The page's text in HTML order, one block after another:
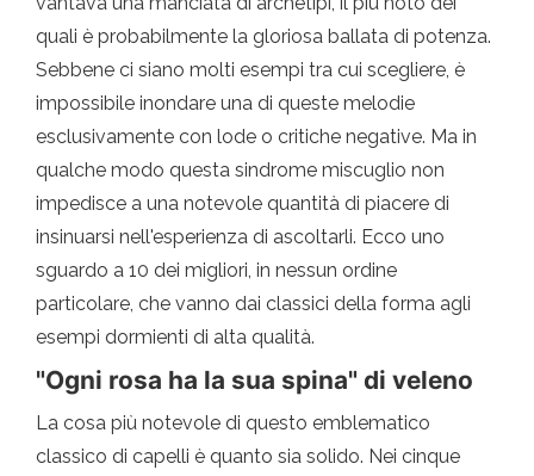
quali è probabilmente la gloriosa ballata di potenza.
Sebbene ci siano molti esempi tra cui scegliere, è
impossibile inondare una di queste melodie
esclusivamente con lode o critiche negative. Ma in
qualche modo questa sindrome miscuglio non
impedisce a una notevole quantità di piacere di
insinuarsi nell'esperienza di ascoltarli. Ecco uno
sguardo a 10 dei migliori, in nessun ordine
particolare, che vanno dai classici della forma agli
esempi dormienti di alta qualità.
"Ogni rosa ha la sua spina" di veleno
La cosa più notevole di questo emblematico
classico di capelli è quanto sia solido. Nei cinque